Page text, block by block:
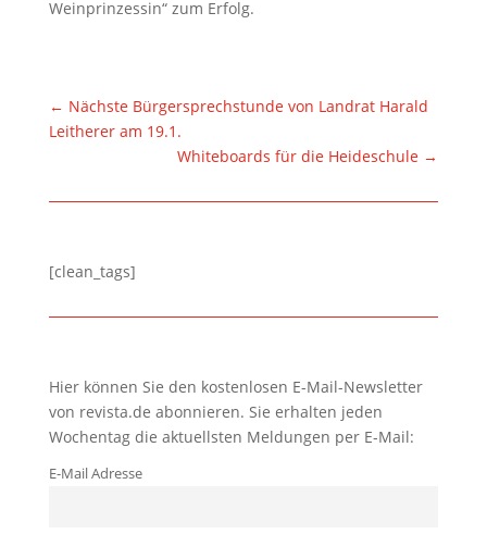
Weinprinzessin“ zum Erfolg.
← Nächste Bürgersprechstunde von Landrat Harald
Leitherer am 19.1.
Whiteboards für die Heideschule →
[clean_tags]
Hier können Sie den kostenlosen E-Mail-Newsletter
von revista.de abonnieren. Sie erhalten jeden
Wochentag die aktuellsten Meldungen per E-Mail:
E-Mail Adresse